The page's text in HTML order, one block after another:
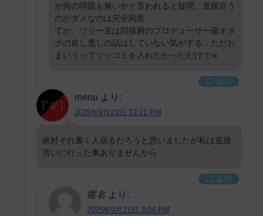
が何の問題も無いかと言われると疑問…直接言う
のがダメなのは完全同意
てか、ツリー主は同接厨のプロデューサー面オタ
クの良し悪しの話はしていない気がする…ただお
まいうってツッコミを入れたかっただけでｗ
返信
menu より:
2025年9月21日 12:21 PM
絶対それ書く人居るだろうと思いましたが私は直接
言いに行った事ありませんから
返信
匿名 より:
2025年9月21日 3:04 PM